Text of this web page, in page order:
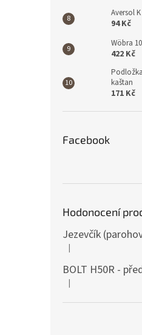
Aversol
94 Kč
Wöbra
422 Kč
kaštan
171 Kč
Facebook
Hodonocení
Jezevčík
Hodnocení produktu
|
BOLT H50R -
Hodnocení produktu
|